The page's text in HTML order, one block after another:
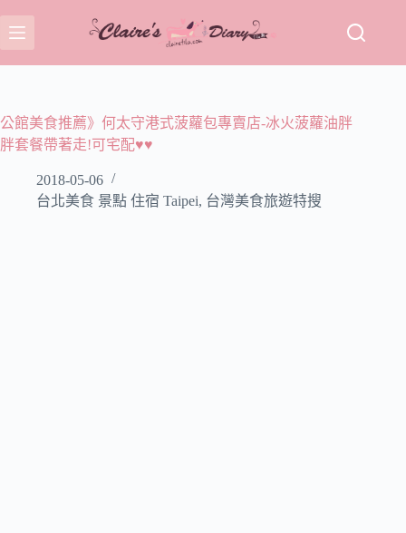
至
主
容
公館美食推薦》何太守港式菠蘿包專賣店-冰火菠蘿油胖
胖套餐帶著走!可宅配♥♥
2018-05-06
台北美食 景點 住宿 Taipei, 台灣美食旅遊特搜